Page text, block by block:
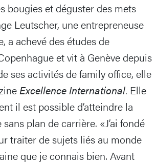
bougies et déguster des mets
Leutscher, une entrepreneuse
a achevé des études de
et vit à Genève depuis
ses activités de family office, elle
Excellence International. Elle
il est possible d’atteindre la
plan de carrière. «J’ai fondé
traiter de sujets liés au monde
que je connais bien. Avant